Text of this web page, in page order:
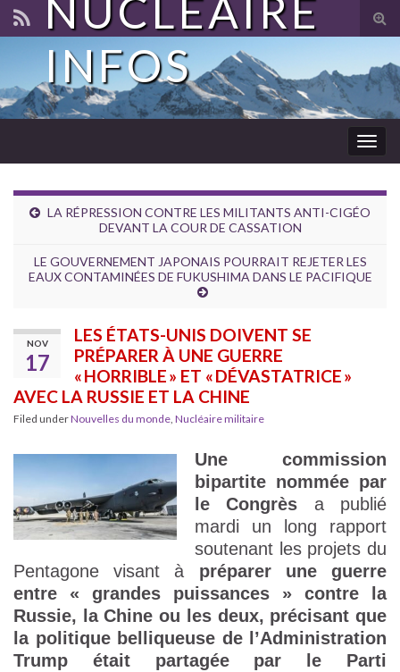
NUCLÉAIRE
INFOS
LA RÉPRESSION CONTRE LES MILITANTS ANTI-CIGÉO
DEVANT LA COUR DE CASSATION
LE GOUVERNEMENT JAPONAIS POURRAIT REJETER LES
EAUX CONTAMINÉES DE FUKUSHIMA DANS LE PACIFIQUE
NOV
17
LES ÉTATS-UNIS DOIVENT SE
PRÉPARER À UNE GUERRE
« HORRIBLE » ET « DÉVASTATRICE »
AVEC LA RUSSIE ET LA CHINE
Filed underNouvelles du monde, Nucléaire militaire
Une commission
bipartite nommée par
le Congrès a publié
mardi un long rapport
soutenant les projets du
Pentagone visant à préparer une guerre
entre « grandes puissances » contre la
Russie, la Chine ou les deux, précisant que
la politique belliqueuse de l’Administration
Trump était partagée par le Parti